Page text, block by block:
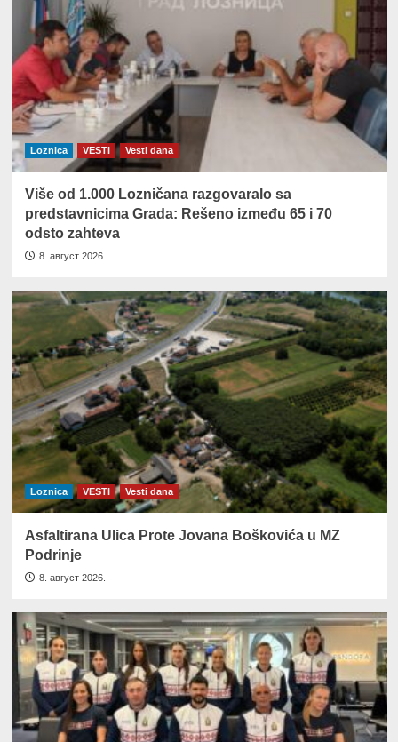
Loznica VESTI Vesti dana
Više od 1.000 Lozničana razgovaralo sa
predstavnicima Grada: Rešeno između 65 i 70
odsto zahteva
8. август 2026.
Loznica VESTI Vesti dana
Asfaltirana Ulica Prote Jovana Boškovića u MZ
Podrinje
8. август 2026.